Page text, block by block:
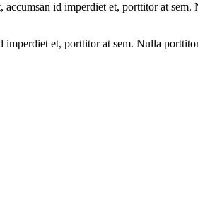
id imperdiet et, porttitor at
imperdiet et, porttitor at sem. Nulla